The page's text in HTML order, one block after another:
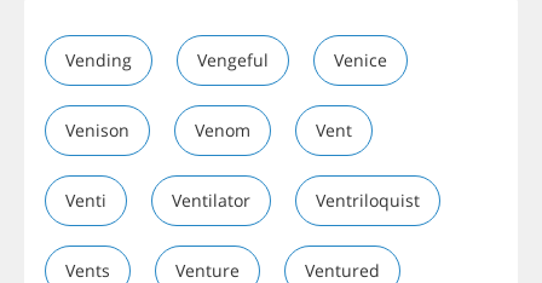
Vending Vengeful Venice
Venison Venom Vent
Venti Ventilator Ventriloquist
Vents Venture Ventured